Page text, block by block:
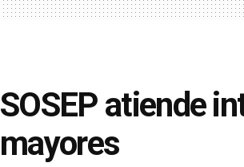
SOSEP atiende
mayores